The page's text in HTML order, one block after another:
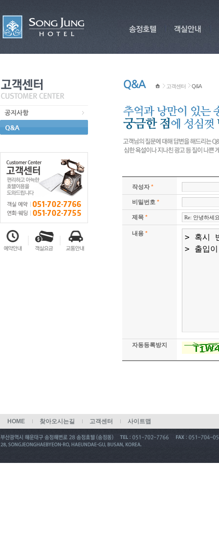
고객센터 Q&A
작성자 *
비밀번호 *
제목 *
내용 *
자동등록방지
HOME 찾아오시는길 고객센터 사이트맵